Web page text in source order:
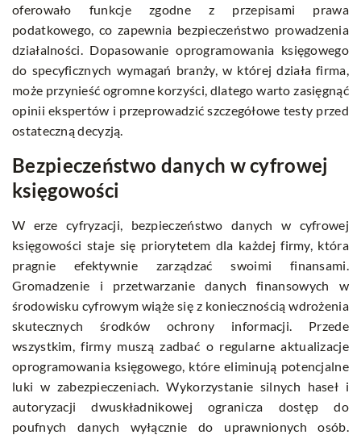
oferowało funkcje zgodne z przepisami prawa
podatkowego, co zapewnia bezpieczeństwo prowadzenia
działalności. Dopasowanie oprogramowania księgowego
do specyficznych wymagań branży, w której działa firma,
może przynieść ogromne korzyści, dlatego warto zasięgnąć
opinii ekspertów i przeprowadzić szczegółowe testy przed
ostateczną decyzją.
Bezpieczeństwo danych w cyfrowej
księgowości
W erze cyfryzacji, bezpieczeństwo danych w cyfrowej
księgowości staje się priorytetem dla każdej firmy, która
pragnie efektywnie zarządzać swoimi finansami.
Gromadzenie i przetwarzanie danych finansowych w
środowisku cyfrowym wiąże się z koniecznością wdrożenia
skutecznych środków ochrony informacji. Przede
wszystkim, firmy muszą zadbać o regularne aktualizacje
oprogramowania księgowego, które eliminują potencjalne
luki w zabezpieczeniach. Wykorzystanie silnych haseł i
autoryzacji dwuskładnikowej ogranicza dostęp do
poufnych danych wyłącznie do uprawnionych osób.